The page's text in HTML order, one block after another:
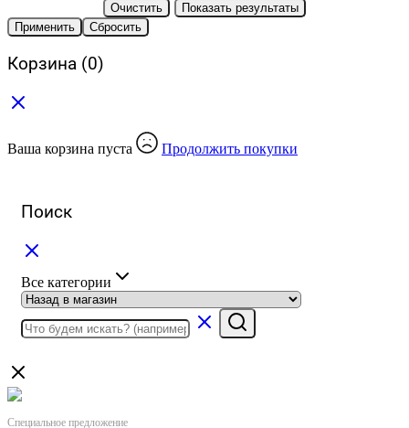
Очистить
Показать результаты
Применить
Сбросить
Корзина (0)
Ваша корзина пуста Продолжить покупки
Поиск
Все категории
Специальное предложение